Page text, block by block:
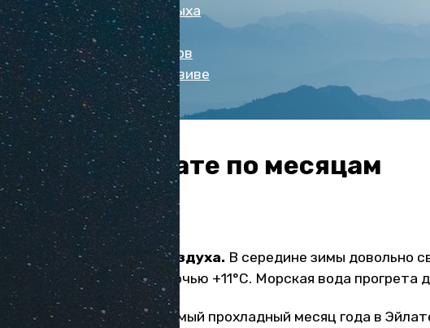
Стоимость отдыха
Цены на еду
Отзывы туристов
Отдых в Тель-Авиве
Погода в Эйлате по месяцам
Январь
Температура воды и воздуха. В середине зимы довольно
воздуха днем +17,5°С, а ночью +11°С. Морская вода прогрета
Погодные условия.В самый прохладный месяц года в